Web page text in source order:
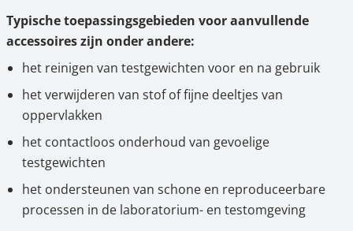
Typische toepassingsgebieden voor aanvullende
accessoires zijn onder andere:
het reinigen van testgewichten voor en na gebruik
het verwijderen van stof of fijne deeltjes van
oppervlakken
het contactloos onderhoud van gevoelige
testgewichten
het ondersteunen van schone en reproduceerbare
processen in de laboratorium- en testomgeving